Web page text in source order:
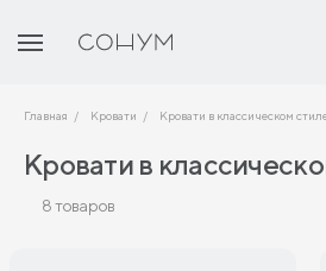
Главная Кровати Кровати в классическом
Кровати в
8 товаров